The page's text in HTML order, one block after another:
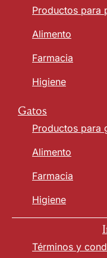
Productos para
Alimento
Farmacia
Higiene
Gatos
Productos para
Alimento
Farmacia
Higiene
Términos y